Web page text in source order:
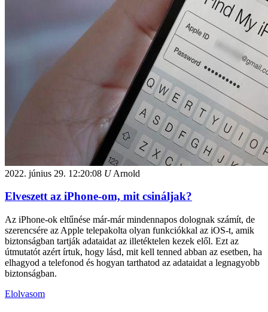
2022. június 29. 12:20:08 UArnold
Elveszett az iPhone-om, mit csináljak?
Az iPhone-ok eltűnése már-már mindennapos dolognak számít, de
szerencsére az Apple telepakolta olyan funkciókkal az iOS-t, amik
biztonságban tartják adataidat az illetéktelen kezek elől. Ezt az
útmutatót azért írtuk, hogy lásd, mit kell tenned abban az esetben, ha
elhagyod a telefonod és hogyan tarthatod az adataidat a legnagyobb
biztonságban.
Elolvasom